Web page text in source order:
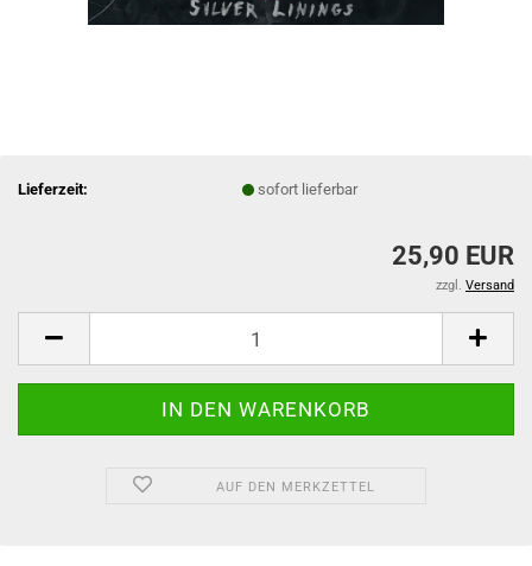
Lieferzeit: sofort lieferbar
25,90 EUR
zzgl. Versand
AUF DEN MERKZETTEL